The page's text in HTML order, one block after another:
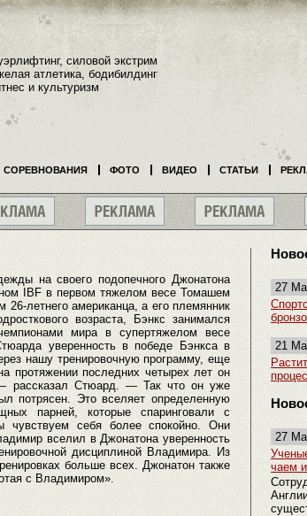
на своего подопечного Джонатона
IBF в первом тяжелом весе Томашем
летнего американца, а его племянник
возраста, Бэнкс занимался
мира в супертяжелом весе
уверенность в победе Бэнкса в
нашу тренировочную программу, еще
протяжении последних четырех лет он
— рассказал Стюард. — Так что он уже
потрясен. Это вселяет определенную
парней, которые спаринговали с
себя более спокойно. Они
вселил в Джонатона уверенность
дисциплиной Владимира. Из
больше всех. Джонатон также
с Владимиром».
27
21
27
чаем
силовой экстрим
атлетика, бодибилдинг
и культуризм
СОРЕВНОВАНИЯ ФОТО ВИДЕО СТАТЬИ